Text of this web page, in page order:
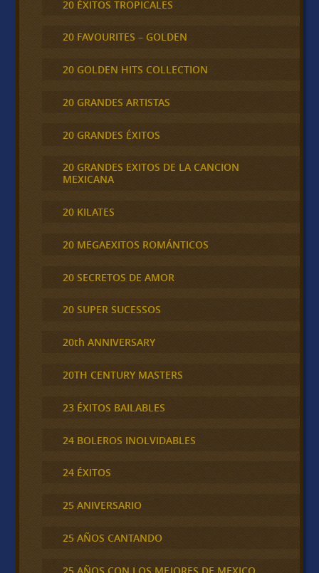
20 ÉXITOS TROPICALES
20 FAVOURITES – GOLDEN
20 GOLDEN HITS COLLECTION
20 GRANDES ARTISTAS
20 GRANDES ÉXITOS
20 GRANDES EXITOS DE LA CANCION
MEXICANA
20 KILATES
20 MEGAEXITOS ROMÁNTICOS
20 SECRETOS DE AMOR
20 SUPER SUCESSOS
20th ANNIVERSARY
20TH CENTURY MASTERS
23 ÉXITOS BAILABLES
24 BOLEROS INOLVIDABLES
24 ÉXITOS
25 ANIVERSARIO
25 AÑOS CANTANDO
25 AÑOS CON LOS MEJORES DE MEXICO